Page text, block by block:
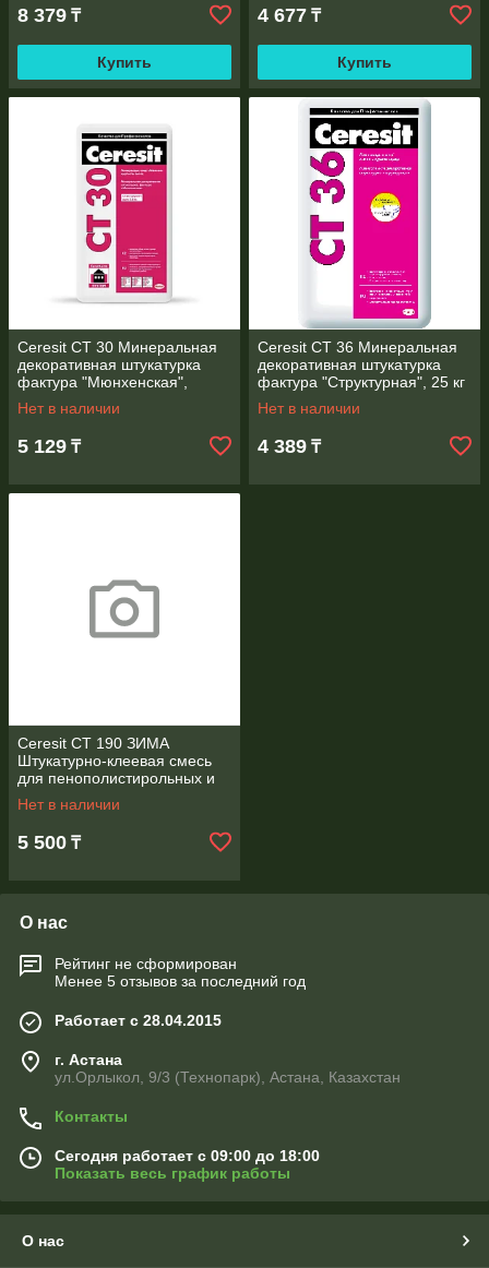
8 379 ₸
Купить
4 677 ₸
Купить
Ceresit CT 30 Минеральная
декоративная штукатурка
фактура "Мюнхенская",
зерно 3,5 мм, 25 кг
Нет в наличии
5 129 ₸
Ceresit CT 36 Минеральная
декоративная штукатурка
фактура "Структурная", 25 кг
Нет в наличии
4 389 ₸
Ceresit CT 190 ЗИМА
Штукатурно-клеевая смесь
для пенополистирольных и
минераловатных плит, 25 кг
Нет в наличии
5 500 ₸
О нас
Рейтинг не сформирован
Менее 5 отзывов за последний год
Работает с 28.04.2015
г. Астана
ул.Орлыкол, 9/3 (Технопарк), Астана, Казахстан
Контакты
Сегодня работает с 09:00 до 18:00
Показать весь график работы
О нас